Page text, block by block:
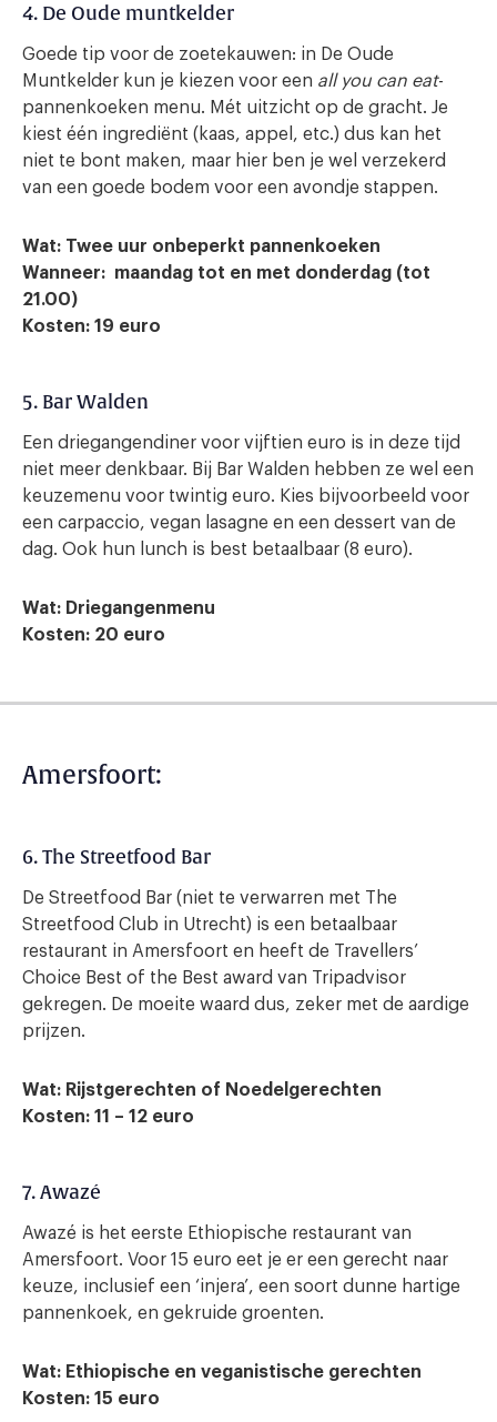
4. De Oude muntkelder
Goede tip voor de zoetekauwen: in De Oude
Muntkelder kun je kiezen voor een all you can eat-
pannenkoeken menu. Mét uitzicht op de gracht. Je
kiest één ingrediënt (kaas, appel, etc.) dus kan het
niet te bont maken, maar hier ben je wel verzekerd
van een goede bodem voor een avondje stappen.
Wat: Twee uur onbeperkt pannenkoeken
Wanneer: maandag tot en met donderdag (tot
21.00)
Kosten: 19 euro
5. Bar Walden
Een driegangendiner voor vijftien euro is in deze tijd
niet meer denkbaar. Bij Bar Walden hebben ze wel een
keuzemenu voor twintig euro. Kies bijvoorbeeld voor
een carpaccio, vegan lasagne en een dessert van de
dag. Ook hun lunch is best betaalbaar (8 euro).
Wat: Driegangenmenu
Kosten: 20 euro
Amersfoort:
6. The Streetfood Bar
De Streetfood Bar (niet te verwarren met The
Streetfood Club in Utrecht) is een betaalbaar
restaurant in Amersfoort en heeft de Travellers’
Choice Best of the Best award van Tripadvisor
gekregen. De moeite waard dus, zeker met de aardige
prijzen.
Wat: Rijstgerechten of Noedelgerechten
Kosten: 11 – 12 euro
7. Awazé
Awazé is het eerste Ethiopische restaurant van
Amersfoort. Voor 15 euro eet je er een gerecht naar
keuze, inclusief een ‘injera’, een soort dunne hartige
pannenkoek, en gekruide groenten.
Wat: Ethiopische en veganistische gerechten
Kosten: 15 euro